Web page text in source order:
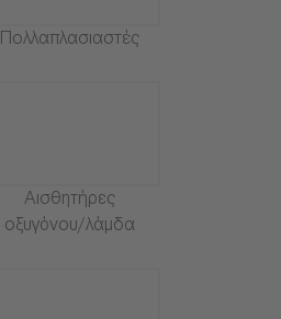
Πολλαπλασιαστές
Αισθητήρες
οξυγόνου/λάμδα